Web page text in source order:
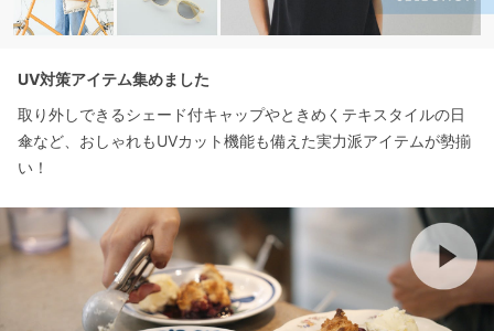
UV対策アイテム集めました
取り外しできるシェード付キャップやときめくテキスタイルの日
傘など、おしゃれもUVカット機能も備えた実力派アイテムが勢揃
い！